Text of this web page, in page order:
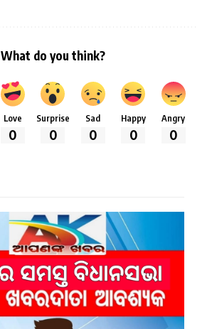
What do you think?
Love
0
Surprise
0
Sad
0
Happy
0
Angry
0